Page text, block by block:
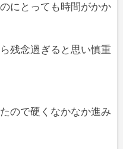
にとっても時間がかか
残念過ぎると思い慎重
ので硬くなかなか進み